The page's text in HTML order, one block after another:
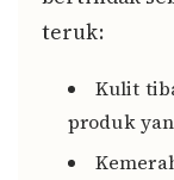
teruk:
Kulit
produk